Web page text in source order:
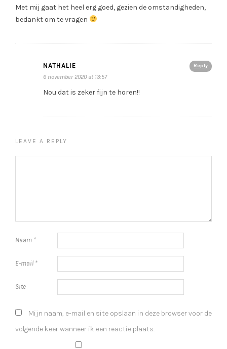
Met mij gaat het heel erg goed, gezien de omstandigheden,
bedankt om te vragen
Reply
NATHALIE
6 november 2020 at 13:57
Nou dat is zeker fijn te horen!!
LEAVE A REPLY
Naam *
E-mail *
Site
Mijn naam, e-mail en site opslaan in deze browser voor de
volgende keer wanneer ik een reactie plaats.